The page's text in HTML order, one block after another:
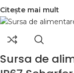
Citește mai mult
Sursa de